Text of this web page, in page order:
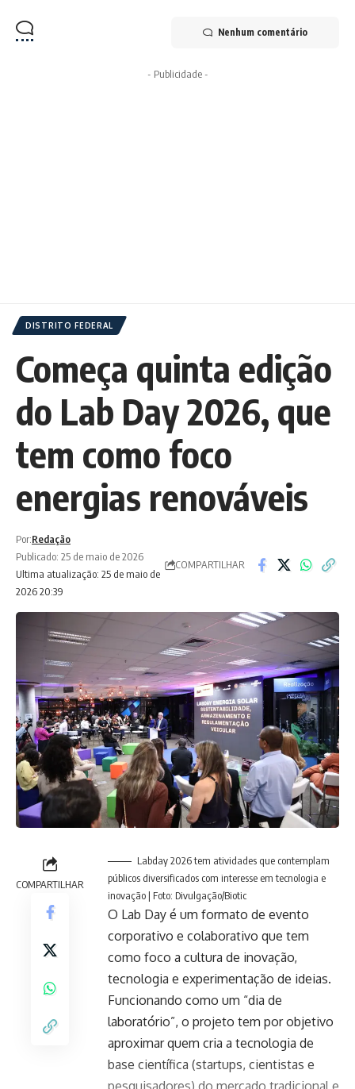
Nenhum comentário
- Publicidade -
DISTRITO FEDERAL
Começa quinta edição
do Lab Day 2026, que
tem como foco
energias renováveis
Ultima atualização: 25 de maio de
2026 20:39
Por:Redação
Publicado: 25 de maio de 2026
COMPARTILHAR
COMPARTILHAR
Labday 2026 tem atividades que contemplam
públicos diversificados com interesse em tecnologia e
inovação | Foto: Divulgação/Biotic
O Lab Day é um formato de evento
corporativo e colaborativo que tem
como foco a cultura de inovação,
tecnologia e experimentação de ideias.
Funcionando como um “dia de
laboratório”, o projeto tem por objetivo
aproximar quem cria a tecnologia de
base científica (startups, cientistas e
pesquisadores) do mercado tradicional e